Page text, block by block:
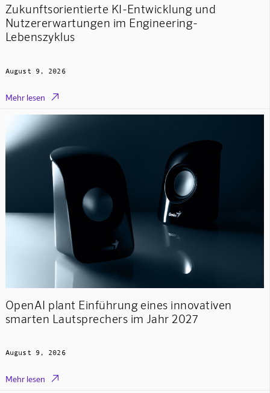
Zukunftsorientierte KI-Entwicklung und
Nutzererwartungen im Engineering-
Lebenszyklus
August 9, 2026
Mehr lesen 
OpenAI plant Einführung eines innovativen
smarten Lautsprechers im Jahr 2027
August 9, 2026
Mehr lesen 